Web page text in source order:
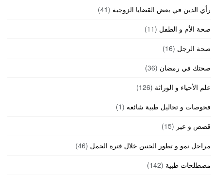
رأي الدين في بعض القضايا الزوجية (41)
صحة الأم و الطفل (11)
صحة الرجل (16)
صحتك في رمضان (36)
علم الأحياء و الوراثة (126)
فحوصات و تحاليل طبية شائعه (1)
قصص و عبر (15)
مراحل نمو و تطور الجنين خلال فترة الحمل (46)
مصطلحات طبية (142)